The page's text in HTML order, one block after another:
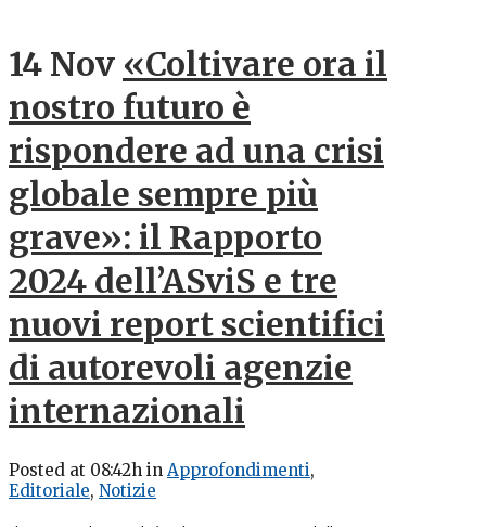
14 Nov «Coltivare ora il
nostro futuro è
rispondere ad una crisi
globale sempre più
grave»: il Rapporto
2024 dell’ASviS e tre
nuovi report scientifici
di autorevoli agenzie
internazionali
Posted at 08:42h in Approfondimenti,
Editoriale, Notizie